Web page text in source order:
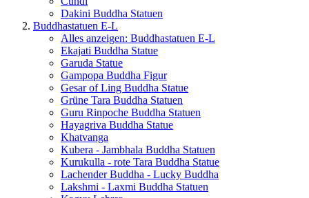
Dakini Buddha Statuen
Buddhastatuen E-L
Alles anzeigen: Buddhastatuen E-L
Ekajati Buddha Statue
Garuda Statue
Gampopa Buddha Figur
Gesar of Ling Buddha Statue
Grüne Tara Buddha Statuen
Guru Rinpoche Buddha Statuen
Hayagriva Buddha Statue
Khatvanga
Kubera - Jambhala Buddha Statuen
Kurukulla - rote Tara Buddha Statue
Lachender Buddha - Lucky Buddha
Lakshmi - Laxmi Buddha Statuen